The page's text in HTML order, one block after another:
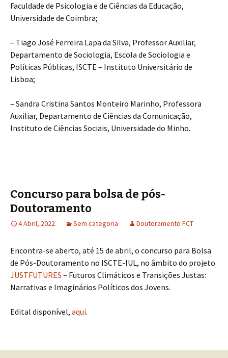
Faculdade de Psicologia e de Ciências da Educação,
Universidade de Coimbra;
– Tiago José Ferreira Lapa da Silva, Professor Auxiliar,
Departamento de Sociologia, Escola de Sociologia e
Políticas Públicas, ISCTE – Instituto Universitário de
Lisboa;
– Sandra Cristina Santos Monteiro Marinho, Professora
Auxiliar, Departamento de Ciências da Comunicação,
Instituto de Ciências Sociais, Universidade do Minho.
Concurso para bolsa de pós-
Doutoramento
4 Abril, 2022 Sem categoria Doutoramento FCT
Encontra-se aberto, até 15 de abril, o concurso para Bolsa
de Pós-Doutoramento no ISCTE-IUL, no âmbito do projeto
JUSTFUTURES – Futuros Climáticos e Transições Justas:
Narrativas e Imaginários Políticos dos Jovens.
Edital disponível, aqui.